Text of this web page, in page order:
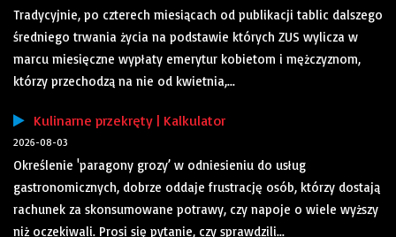
Tradycyjnie, po czterech miesiącach od publikacji tablic dalszego
średniego trwania życia na podstawie których ZUS wylicza w
marcu miesięczne wypłaty emerytur kobietom i mężczyznom,
którzy przechodzą na nie od kwietnia,...
Kulinarne przekręty | Kalkulator
2026-08-03
Określenie 'paragony grozy’ w odniesieniu do usług
gastronomicznych, dobrze oddaje frustrację osób, którzy dostają
rachunek za skonsumowane potrawy, czy napoje o wiele wyższy
niż oczekiwali. Prosi się pytanie, czy sprawdzili...